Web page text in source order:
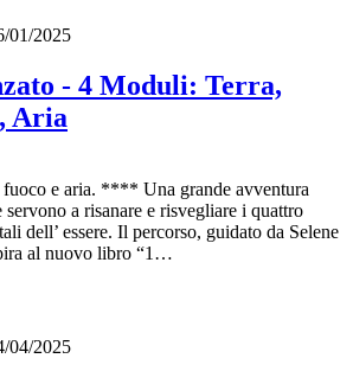
01/2025
- 4 Moduli: Terra,
Aria
fuoco e aria. **** Una grande avventura
a risanare e risvegliare i quattro
dell’ essere. Il percorso, guidato da Selene
al nuovo libro “1…
04/2025